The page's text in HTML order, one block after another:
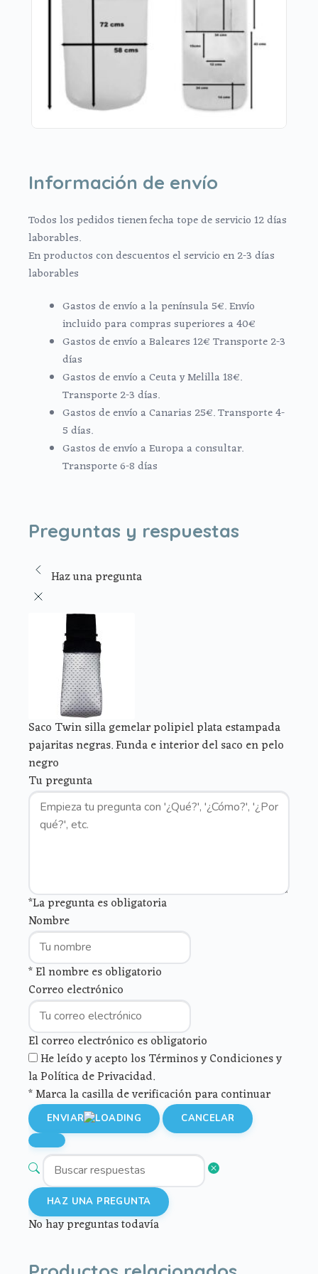
Información de envío
Todos los pedidos tienen fecha tope de servicio 12 días
laborables.
En productos con descuentos el servicio en 2-3 días
laborables
Gastos de envío a la península 5€. Envío
incluido para compras superiores a 40€
Gastos de envío a Baleares 12€ Transporte 2-3
días
Gastos de envío a Ceuta y Melilla 18€.
Transporte 2-3 días.
Gastos de envío a Canarias 25€. Transporte 4-
5 días.
Gastos de envío a Europa a consultar.
Transporte 6-8 días
Preguntas y respuestas
Haz una pregunta
Saco Twin silla gemelar polipiel plata estampada
pajaritas negras. Funda e interior del saco en pelo
negro
Tu pregunta
*La pregunta es obligatoria
Nombre
* El nombre es obligatorio
Correo electrónico
El correo electrónico es obligatorio
He leído y acepto los Términos y Condiciones y
la Política de Privacidad.
* Marca la casilla de verificación para continuar
ENVIAR CANCELAR
HAZ UNA PREGUNTA
No hay preguntas todavía